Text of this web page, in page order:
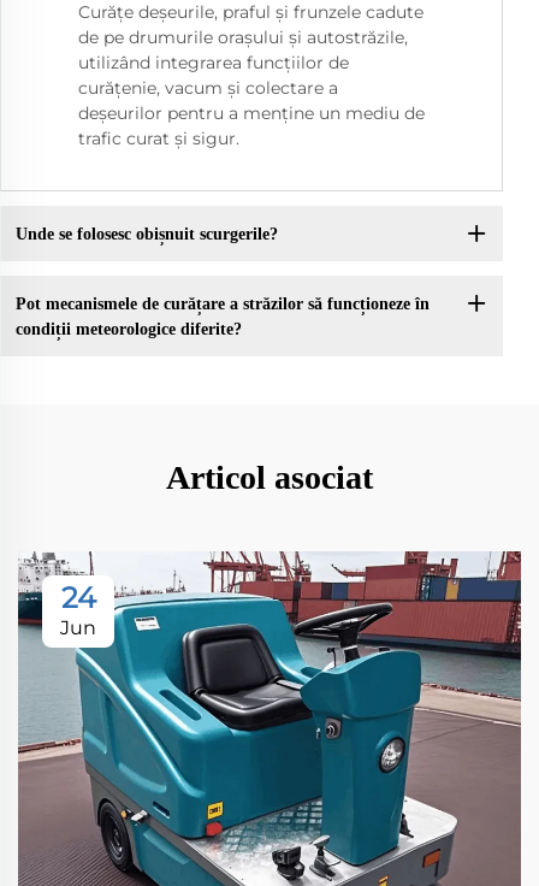
Curățe deșeurile, praful și frunzele cadute
de pe drumurile orașului și autostrăzile,
utilizând integrarea funcțiilor de
curățenie, vacum și colectare a
deșeurilor pentru a menține un mediu de
trafic curat și sigur.
Unde se folosesc obișnuit scurgerile?
Pot mecanismele de curățare a străzilor să funcționeze în
condiții meteorologice diferite?
Articol asociat
24
Jun